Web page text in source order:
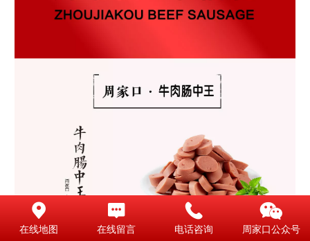
在线地图 在线留言 电话咨询 周家口公众号